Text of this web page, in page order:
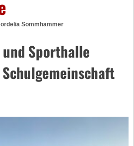
Sommhammer
Sporthalle